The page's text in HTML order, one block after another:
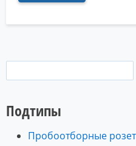
Подтипы
Пробоотборные